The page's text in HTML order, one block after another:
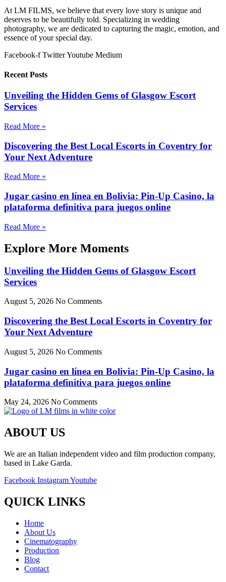
At LM FILMS, we believe that every love story is unique and
deserves to be beautifully told. Specializing in wedding
photography, we are dedicated to capturing the magic, emotion, and
essence of your special day.
Facebook-f TwitterYoutube Medium
Recent Posts
Unveiling the Hidden Gems of Glasgow Escort
Services
Read More »
Discovering the Best Local Escorts in Coventry for
Your Next Adventure
Read More »
Jugar casino en línea en Bolivia: Pin-Up Casino, la
plataforma definitiva para juegos online
Read More »
Explore More Moments
Unveiling the Hidden Gems of Glasgow Escort
Services
August 5, 2026 No Comments
Discovering the Best Local Escorts in Coventry for
Your Next Adventure
August 5, 2026 No Comments
Jugar casino en línea en Bolivia: Pin-Up Casino, la
plataforma definitiva para juegos online
May 24, 2026 No Comments
ABOUT US
We are an Italian independent video and film production company,
based in Lake Garda.
Facebook InstagramYoutube
QUICK LINKS
Home
About Us
Cinematography
Production
Blog
Contact